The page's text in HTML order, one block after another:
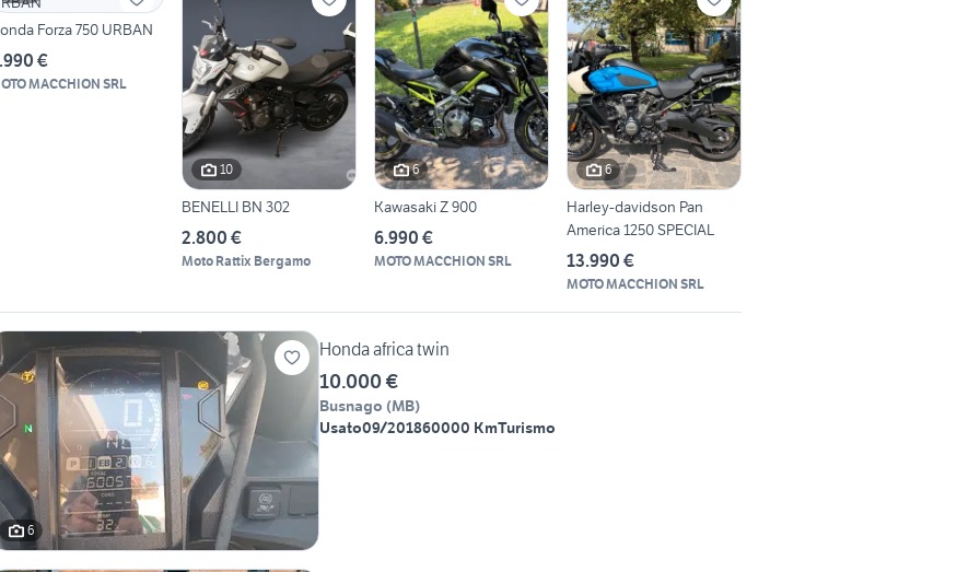
Forza 750 URBAN
€
MACCHION SRL
10
BENELLI BN 302
2.800 €
Moto Rattix Bergamo
6
Kawasaki Z 900
6.990 €
MOTO MACCHION SRL
6
Harley-davidson Pan
America 1250 SPECIAL
13.990 €
MOTO MACCHION SRL
6
Honda africa twin
10.000 €
Busnago (MB)
Usato09/201860000 KmTurismo